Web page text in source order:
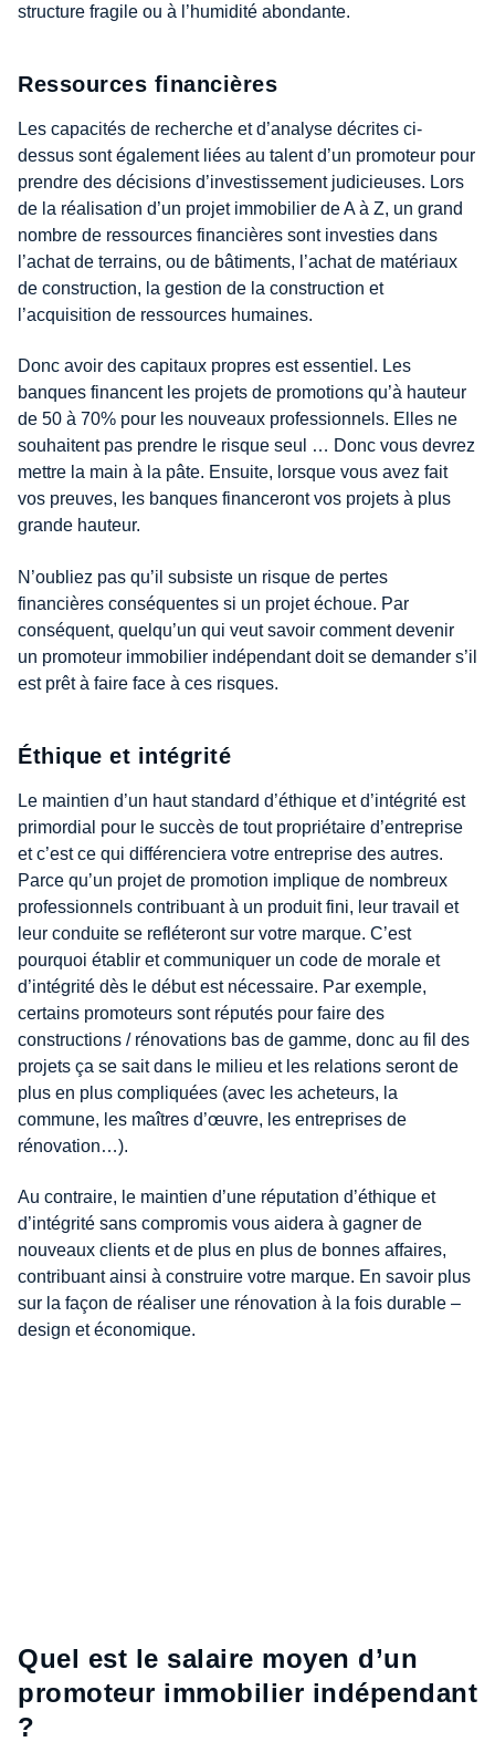
structure fragile ou à l’humidité abondante.
Ressources financières
Les capacités de recherche et d’analyse décrites ci-
dessus sont également liées au talent d’un promoteur pour
prendre des décisions d’investissement judicieuses. Lors
de la réalisation d’un projet immobilier de A à Z, un grand
nombre de ressources financières sont investies dans
l’achat de terrains, ou de bâtiments, l’achat de matériaux
de construction, la gestion de la construction et
l’acquisition de ressources humaines.
Donc avoir des capitaux propres est essentiel. Les
banques financent les projets de promotions qu’à hauteur
de 50 à 70% pour les nouveaux professionnels. Elles ne
souhaitent pas prendre le risque seul … Donc vous devrez
mettre la main à la pâte. Ensuite, lorsque vous avez fait
vos preuves, les banques financeront vos projets à plus
grande hauteur.
N’oubliez pas qu’il subsiste un risque de pertes
financières conséquentes si un projet échoue. Par
conséquent, quelqu’un qui veut savoir comment devenir
un promoteur immobilier indépendant doit se demander s’il
est prêt à faire face à ces risques.
Éthique et intégrité
Le maintien d’un haut standard d’éthique et d’intégrité est
primordial pour le succès de tout propriétaire d’entreprise
et c’est ce qui différenciera votre entreprise des autres.
Parce qu’un projet de promotion implique de nombreux
professionnels contribuant à un produit fini, leur travail et
leur conduite se refléteront sur votre marque. C’est
pourquoi établir et communiquer un code de morale et
d’intégrité dès le début est nécessaire. Par exemple,
certains promoteurs sont réputés pour faire des
constructions / rénovations bas de gamme, donc au fil des
projets ça se sait dans le milieu et les relations seront de
plus en plus compliquées (avec les acheteurs, la
commune, les maîtres d’œuvre, les entreprises de
rénovation…).
Au contraire, le maintien d’une réputation d’éthique et
d’intégrité sans compromis vous aidera à gagner de
nouveaux clients et de plus en plus de bonnes affaires,
contribuant ainsi à construire votre marque. En savoir plus
sur la façon de réaliser une rénovation à la fois durable –
design et économique.
Quel est le salaire moyen d’un
promoteur immobilier indépendant
?